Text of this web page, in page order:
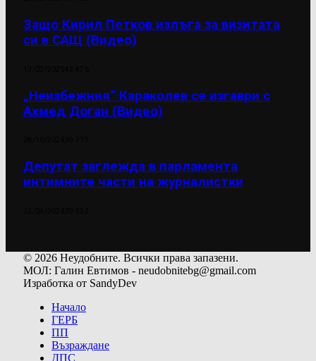
Защо Кирил Петков излъга за визитата
си в САЩ (Видео)
„Неизбежния“ Караколев се изгаври с
Ахмед Доган (Видео)
Депутат заглежда в парламента
интимните части на журналистки
© 2026 Неудобните. Всички права запазени.
МОЛ: Галин Евтимов - neudobnitebg@gmail.com
Изработка от SandyDev
Начало
ГЕРБ
ПП
Възраждане
ДПС